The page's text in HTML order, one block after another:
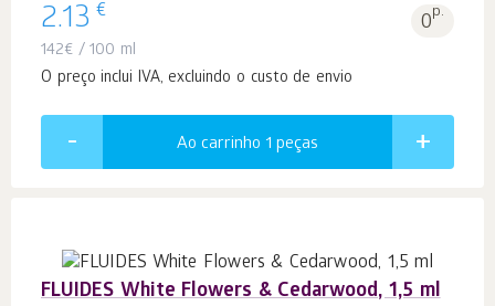
2.13 € 0p.
142€ / 100 ml
O preço inclui IVA, excluindo o custo de envio
Ao carrinho 1 peças
FLUIDES White Flowers & Cedarwood, 1,5 ml